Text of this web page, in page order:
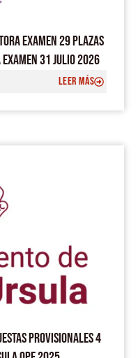
EXAMEN 29 PLAZAS
EXAMEN 31 JULIO 2026
LEER MÁS
PROVISIONALES 4